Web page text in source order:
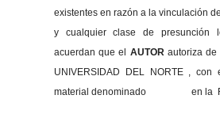
existentes en razón a la vinculación
y cualquier clase de presunción
acuerdan que el AUTOR autoriza
UNIVERSIDAD DEL NORTE ,
material denominado en la